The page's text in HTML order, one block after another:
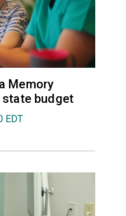
Memory
budget
EDT